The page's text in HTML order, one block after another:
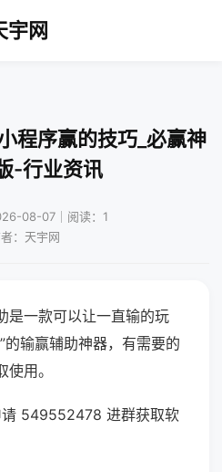
宇网
程序赢的技巧_必赢神
-行业资讯
08-07｜阅读：1
：天宇网
是一款可以让一直输的玩
的输赢辅助神器，有需要的
用。
549552478 进群获取软